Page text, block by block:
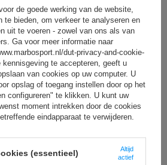
Uw beoordeling:
5/5
de goede werking van de website,
te bieden, om verkeer te analyseren en
uit te voeren - zowel van ons als van
Ga voor meer informatie naar
dut-privacy-and-cookie-
te accepteren, geeft u
van cookies op uw computer. U
opslag of toegang instellen door op het
configureren" te klikken. U kunt uw
moment intrekken door de cookies
eindapparaat te verwijderen.
(essentieel)
Altijd
actief